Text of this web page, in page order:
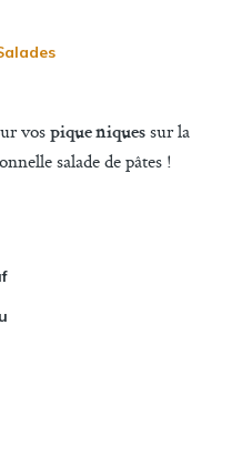
vos pique niques sur la
salade de pâtes !